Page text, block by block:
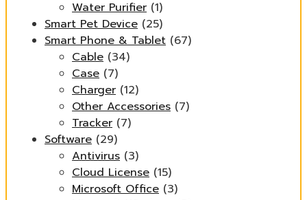
Water Purifier (1)
Smart Pet Device (25)
Smart Phone & Tablet (67)
Cable (34)
Case (7)
Charger (12)
Other Accessories (7)
Tracker (7)
Software (29)
Antivirus (3)
Cloud License (15)
Microsoft Office (3)